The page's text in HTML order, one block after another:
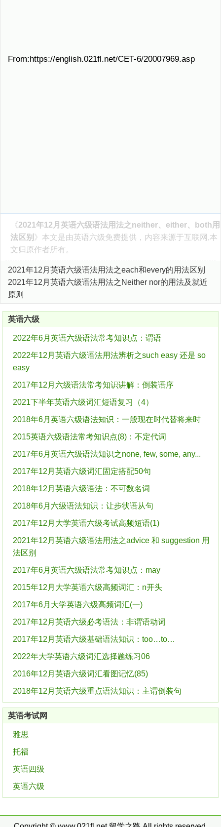
From:https://english.021fl.net/CET-6/20007969.asp
《2021年12月英语六级语法用法之neither、either、both用
法区别 》本文是由英语六级免费提供，内容来源于互联网,本
文归原作者所有。
2021年12月英语六级语法用法之each和every的用法区别
2021年12月英语六级语法用法之Neither nor的用法及就近
原则
英语六级
2022年6月英语六级语法常考知识点：谓语
2022年12月英语六级语法用法辨析之such easy 还是 so
easy
2017年12月六级语法常考知识讲解：倒装语序
2021下半年英语六级词汇短语复习（4）
2018年6月英语六级语法知识：一般现在时代替将来时
2015英语六级语法常考知识点(8)：不定代词
2017年6月英语六级语法知识之none, few, some, any...
2017年12月英语六级词汇固定搭配50句
2018年12月英语六级语法：不可数名词
2018年6月六级语法知识：让步状语从句
2017年12月大学英语六级考试高频短语(1)
2021年12月英语六级语法用法之advice 和 suggestion 用
法区别
2017年6月英语六级语法常考知识点：may
2015年12月大学英语六级高频词汇：n开头
2017年6月大学英语六级高频词汇(一)
2017年12月英语六级必考语法：非谓语动词
2017年12月英语六级基础语法知识：too…to…
2022年大学英语六级词汇选择题练习06
2016年12月英语六级词汇看图记忆(85)
2018年12月英语六级重点语法知识：主谓倒装句
英语考试网
雅思
托福
英语四级
英语六级